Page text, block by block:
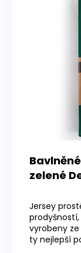
zelené
hodnocení
produktu
je
5,0
z
Jersey
prodyšností,
vyrobeny
ty nejlepší